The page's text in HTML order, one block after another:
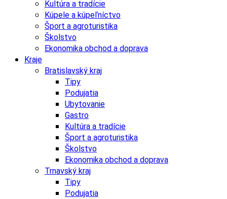
Kultúra a tradície
Kúpele a kúpeľníctvo
Šport a agroturistika
Školstvo
Ekonomika obchod a doprava
Kraje
Bratislavský kraj
Tipy
Podujatia
Ubytovanie
Gastro
Kultúra a tradície
Šport a agroturistika
Školstvo
Ekonomika obchod a doprava
Trnavský kraj
Tipy
Podujatia